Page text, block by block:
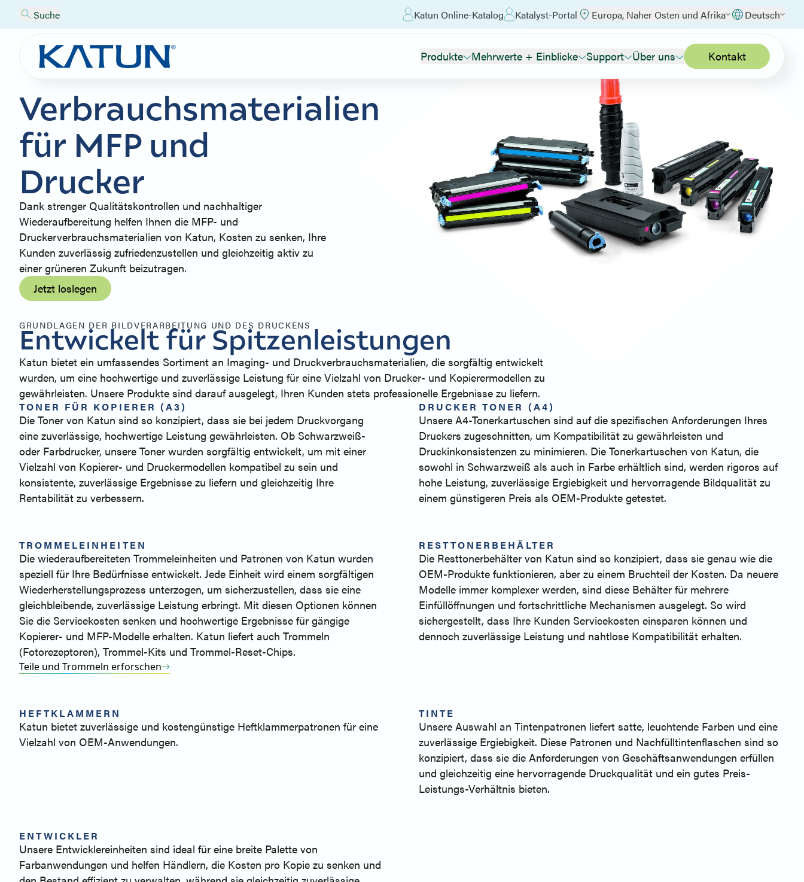
Suche Katun Online-Katalog Katalyst-Portal Europa, Naher Osten und Afrika Deutsch
Produkte Mehrwerte + Einblicke Support Über uns Kontakt
Verbrauchsmaterialien
für MFP und
Drucker
Dank strenger Qualitätskontrollen und nachhaltiger
Wiederaufbereitung helfen Ihnen die MFP- und
Druckerverbrauchsmaterialien von Katun, Kosten zu senken, Ihre
Kunden zuverlässig zufriedenzustellen und gleichzeitig aktiv zu
einer grüneren Zukunft beizutragen.
Jetzt loslegen
GRUNDLAGEN DER BILDVERARBEITUNG UND DES DRUCKENS
Entwickelt für Spitzenleistungen
Katun bietet ein umfassendes Sortiment an Imaging- und Druckverbrauchsmaterialien, die sorgfältig entwickelt
wurden, um eine hochwertige und zuverlässige Leistung für eine Vielzahl von Drucker- und Kopierermodellen zu
gewährleisten. Unsere Produkte sind darauf ausgelegt, Ihren Kunden stets professionelle Ergebnisse zu liefern.
TONER FÜR KOPIERER (A3)
Die Toner von Katun sind so konzipiert, dass sie bei jedem Druckvorgang
eine zuverlässige, hochwertige Leistung gewährleisten. Ob Schwarzweiß-
oder Farbdrucker, unsere Toner wurden sorgfältig entwickelt, um mit einer
Vielzahl von Kopierer- und Druckermodellen kompatibel zu sein und
konsistente, zuverlässige Ergebnisse zu liefern und gleichzeitig Ihre
Rentabilität zu verbessern.
DRUCKER TONER (A4)
Unsere A4-Tonerkartuschen sind auf die spezifischen Anforderungen Ihres
Druckers zugeschnitten, um Kompatibilität zu gewährleisten und
Druckinkonsistenzen zu minimieren. Die Tonerkartuschen von Katun, die
sowohl in Schwarzweiß als auch in Farbe erhältlich sind, werden rigoros auf
hohe Leistung, zuverlässige Ergiebigkeit und hervorragende Bildqualität zu
einem günstigeren Preis als OEM-Produkte getestet.
TROMMELEINHEITEN
Die wiederaufbereiteten Trommeleinheiten und Patronen von Katun wurden
speziell für Ihre Bedürfnisse entwickelt. Jede Einheit wird einem sorgfältigen
Wiederherstellungsprozess unterzogen, um sicherzustellen, dass sie eine
gleichbleibende, zuverlässige Leistung erbringt. Mit diesen Optionen können
Sie die Servicekosten senken und hochwertige Ergebnisse für gängige
Kopierer- und MFP-Modelle erhalten. Katun liefert auch Trommeln
(Fotorezeptoren), Trommel-Kits und Trommel-Reset-Chips.
Teile und Trommeln erforschen
RESTTONERBEHÄLTER
Die Resttonerbehälter von Katun sind so konzipiert, dass sie genau wie die
OEM-Produkte funktionieren, aber zu einem Bruchteil der Kosten. Da neuere
Modelle immer komplexer werden, sind diese Behälter für mehrere
Einfüllöffnungen und fortschrittliche Mechanismen ausgelegt. So wird
sichergestellt, dass Ihre Kunden Servicekosten einsparen können und
dennoch zuverlässige Leistung und nahtlose Kompatibilität erhalten.
HEFTKLAMMERN
Katun bietet zuverlässige und kostengünstige Heftklammerpatronen für eine
Vielzahl von OEM-Anwendungen.
TINTE
Unsere Auswahl an Tintenpatronen liefert satte, leuchtende Farben und eine
zuverlässige Ergiebigkeit. Diese Patronen und Nachfülltintenflaschen sind so
konzipiert, dass sie die Anforderungen von Geschäftsanwendungen erfüllen
und gleichzeitig eine hervorragende Druckqualität und ein gutes Preis-
Leistungs-Verhältnis bieten.
ENTWICKLER
Unsere Entwicklereinheiten sind ideal für eine breite Palette von
Farbanwendungen und helfen Händlern, die Kosten pro Kopie zu senken und